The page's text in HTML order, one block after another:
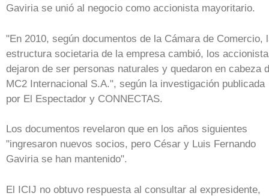
Gaviria se unió al negocio como accionista mayoritario.
"En 2010, según documentos de la Cámara de Comercio,
estructura societaria de la empresa cambió, los
dejaron de ser personas naturales y quedaron en cabeza
MC2 Internacional S.A.", según la investigación publicada
por El Espectador y CONNECTAS.
Los documentos revelaron que en los años siguientes
"ingresaron nuevos socios, pero César y Luis Fernando
Gaviria se han mantenido".
El ICIJ no obtuvo respuesta al consultar al expresidente,